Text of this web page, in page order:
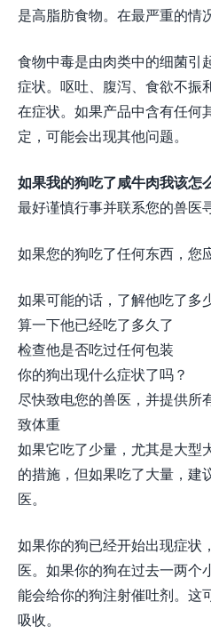
是高脂肪食物。在最严重的情
食物中毒是由肉类中的细菌引
症状。呕吐、腹泻、食欲不振
在症状。如果产品中含有任何
定，可能会出现其他问题。
如果我的狗吃了咸牛肉我该怎
最好谨慎行事并联系您的兽医
如果您的狗吃了任何东西，您
如果可能的话，了解他吃了多
算一下他已经吃了多久了
检查他是否吃过任何包装
你的狗出现什么症状了吗？
尽快致电您的兽医，并提供所
致体重
如果它吃了少量，尤其是大型
的措施，但如果吃了大量，建
医。
如果你的狗已经开始出现症状
医。如果你的狗在过去一两个
能会给你的狗注射催吐剂。这
吸收。